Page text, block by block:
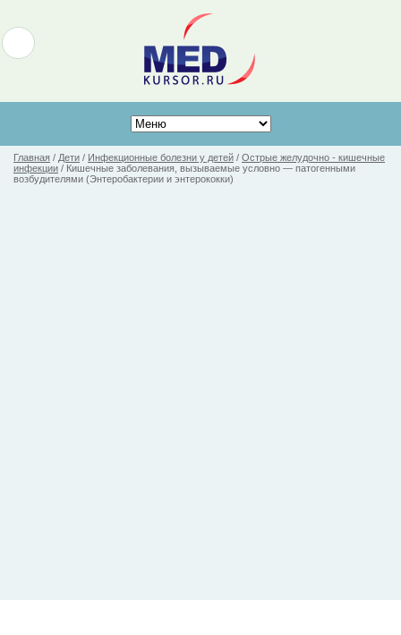
Главная / Дети / Инфекционные болезни у детей / Острые желудочно - кишечные
инфекции / Кишечные заболевания, вызываемые условно — патогенными
возбудителями (Энтеробактерии и энтерококки)